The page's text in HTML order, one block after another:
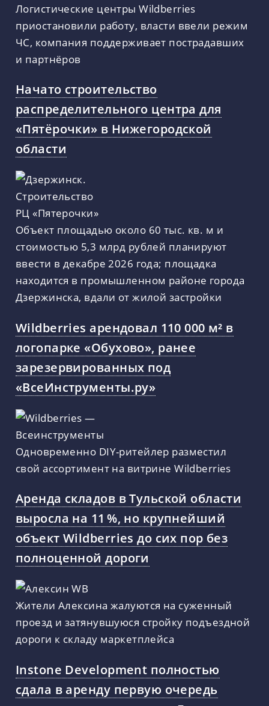
Логистические центры Wildberries
приостановили работу, власти ввели режим
ЧС, компания поддерживает пострадавших
и партнёров
Начато строительство
распределительного центра для
«Пятёрочки» в Нижегородской
области
Объект площадью около 60 тыс. кв. м и
стоимостью 5,3 млрд рублей планируют
ввести в декабре 2026 года; площадка
находится в промышленном районе города
Дзержинска, вдали от жилой застройки
Wildberries арендовал 110 000 м² в
логопарке «Обухово», ранее
зарезервированных под
«ВсеИнструменты.ру»
Одновременно DIY-ритейлер разместил
свой ассортимент на витрине Wildberries
Аренда складов в Тульской области
выросла на 11 %, но крупнейший
объект Wildberries до сих пор без
полноценной дороги
Жители Алексина жалуются на суженный
проезд и затянувшуюся стройку подъездной
дороги к складу маркетплейса
Instone Development полностью
сдала в аренду первую очередь